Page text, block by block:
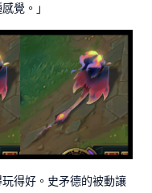
覺。」
得好。史矛德的被動讓